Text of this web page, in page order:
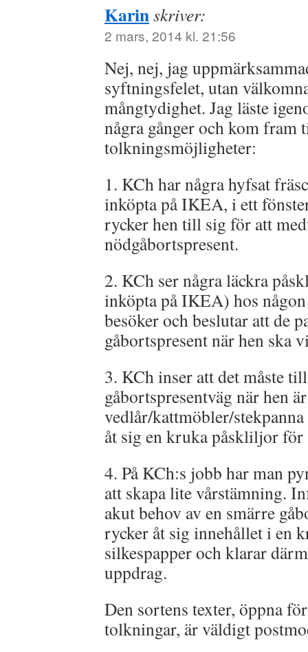
Karinskriver:
2 mars, 2014 kl. 21:56
Nej, nej, jag
syftningsfelet, utan
mångtydighet. Jag läste
några gånger och kom fram
tolkningsmöjligheter:
1. KCh har några hyfsat
inköpta på IKEA, i ett
rycker hen till sig för att
nödgåbortspresent.
2. KCh ser några läckra
inköpta på IKEA) hos
besöker och beslutar att de
gåbortspresent när hen ska
3. KCh inser att det måste
gåbortspresentväg när hen
vedlår/kattmöbler/
åt sig en kruka påskliljor för
4. På KCh:s jobb har man
att skapa lite vårstämning.
akut behov av en smärre
rycker åt sig innehållet i en
silkespapper och klarar
uppdrag.
Den sortens texter, öppna
tolkningar, är väldigt